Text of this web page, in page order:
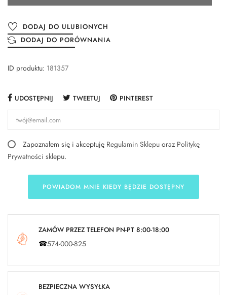
DODAJ DO ULUBIONYCH
DODAJ DO PORÓWNANIA
ID produktu: 181357
UDOSTĘPNIJ TWEETUJ PINTEREST
Zapoznałem się i akceptuję Regulamin Sklepu oraz Politykę
Prywatności sklepu.
POWIADOM MNIE KIEDY BĘDZIE DOSTĘPNY
ZAMÓW PRZEZ TELEFON PN-PT 8:00-18:00
☎574-000-825
BEZPIECZNA WYSYŁKA